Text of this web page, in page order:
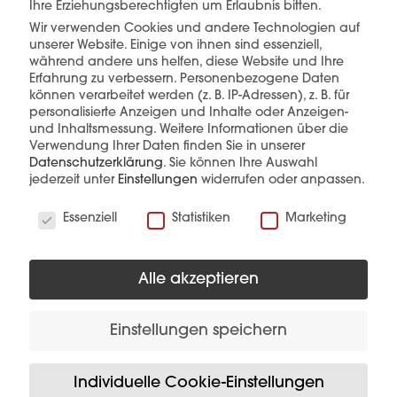
mehr erfahren
Diese Produkte könnten Sie auch
interessieren
Ihre Erziehungsberechtigten um Erlaubnis bitten.
Wir verwenden Cookies und andere Technologien auf
unserer Website. Einige von ihnen sind essenziell,
während andere uns helfen, diese Website und Ihre
Erfahrung zu verbessern. Personenbezogene Daten
können verarbeitet werden (z. B. IP-Adressen), z. B. für
personalisierte Anzeigen und Inhalte oder Anzeigen-
und Inhaltsmessung. Weitere Informationen über die
Verwendung Ihrer Daten finden Sie in unserer
Datenschutzerklärung. Sie können Ihre Auswahl
jederzeit unter Einstellungen widerrufen oder anpassen.
Essenziell
Statistiken Marketing
Alle akzeptieren
Einstellungen speichern
Individuelle Cookie-Einstellungen